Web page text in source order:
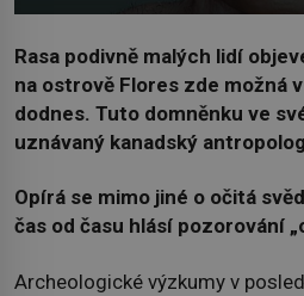
Rasa podivně malých lidí
na ostrově Flores zde možná
dodnes. Tuto domněnku ve
uznávaný kanadský
Opírá se mimo jiné o očitá
čas od času hlásí pozorování
Archeologické výzkumy v